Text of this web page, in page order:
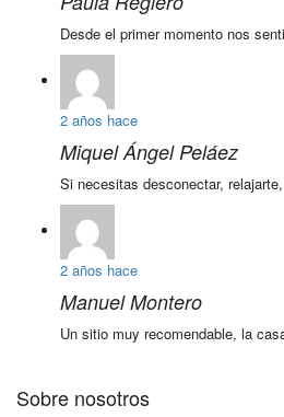
Desde el primer momento nos
2 años hace
Miquel Ángel Peláez
Si necesitas desconectar,
2 años hace
Manuel Montero
Un sitio muy recomendable, la
Sobre nosotros